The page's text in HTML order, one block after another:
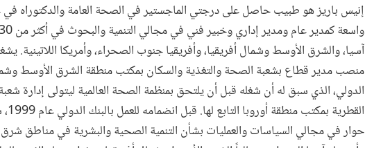
إنيس باريز هو طبيب حاصل على درجتي الماجستير في الصحة العامة والدكتوراه في
آسيا، والشرق الأوسط وشمال أفريقيا، وأفريقيا جنوب الصحراء، وأمريكا اللاتينية.
منصب مدير قطاع بشعبة الصحة والتغذية والسكان بمكتب منطقة الشرق الأوسط
الدولي، الذي سبق له أن شغله قبل أن يلتحق بمنظمة الصحة العالمية ليتولى إدارة
حوار في مجالي السياسات والعمليات بشأن التنمية الصحية والبشرية في مناطق شرق